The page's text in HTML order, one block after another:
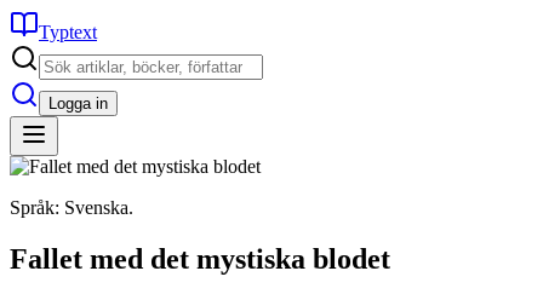
Typtext
Logga in
Språk: Svenska.
Fallet med det mystiska blodet